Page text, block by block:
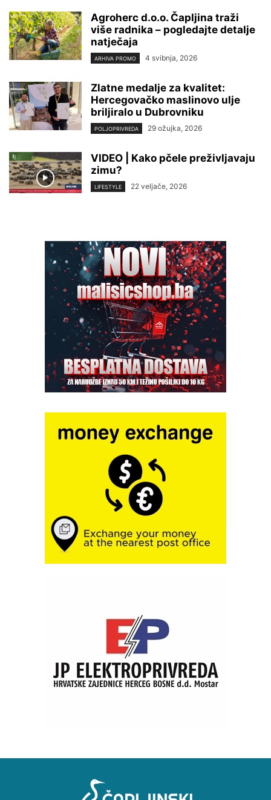
Agroherc d.o.o. Čapljina traži
više radnika – pogledajte detalje
natječaja
ARHIVA PROMO 4 svibnja, 2026
Zlatne medalje za kvalitet:
Hercegovačko maslinovo ulje
briljiralo u Dubrovniku
POLJOPRIVREDA 29 ožujka, 2026
VIDEO | Kako pčele preživljavaju
zimu?
LIFESTYLE 22 veljače, 2026